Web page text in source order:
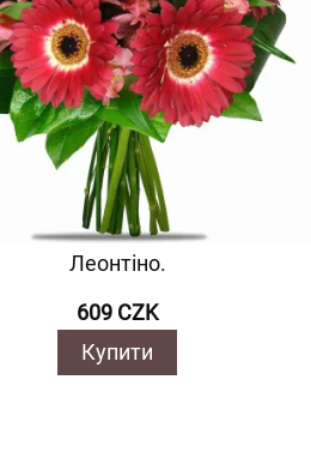
Леонтіно.
609 CZK
Купити